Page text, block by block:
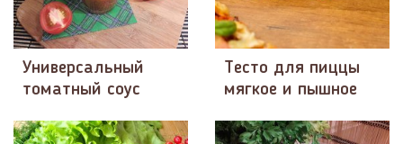
Универсальный
томатный соус
Тесто для пиццы
мягкое и пышное